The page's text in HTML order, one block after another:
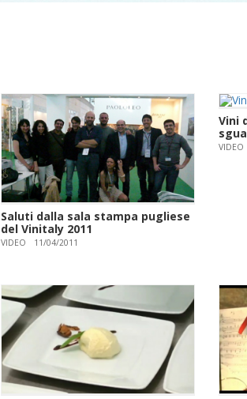
Saluti dalla sala stampa pugliese
del Vinitaly 2011
VIDEO 11/04/2011
Vini
VIDEO